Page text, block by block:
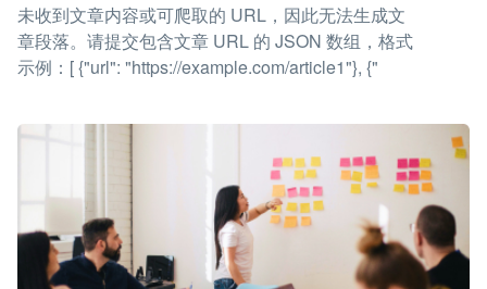
未收到文章内容或可爬取的 URL，因此无法生成文
章段落。请提交包含文章 URL 的 JSON 数组，格式
示例：[ {"url": "https://example.com/article1"}, {"